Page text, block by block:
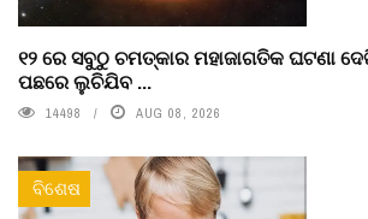
୧୨ ରେ ସବୁଠୁ ଚମତ୍କାର ମହାଜାଗତିକ ଘଟଣା
ପଛରେ ଲୁଚିଯିବ ...
14498 AUG 08, 2026
ବିଶେଷ